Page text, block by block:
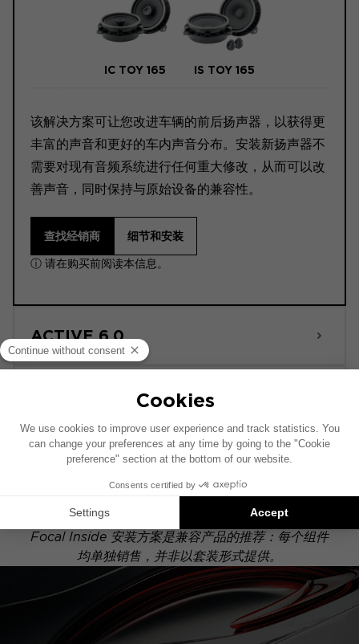
IC TOY 165 IS TOY 165
该解决方案可让您改进车辆的前后扬声器，以获得更
丰富的声音和更好的车内声音分布。安装新扬声器不
需要对现有音频系统进行任何重大修改，从而可以改
善声音，同时保持与原始设备的兼容性。
查找经销商 细节和安装
ⓘ 请在购买前阅读本信息。
ACTIVE 6.0
此安装示意图基于配有原厂音响系统的车辆绘制。如果
您的车辆配有特定的高保真选装配置，图中所示组件的
位置可能会有所不同。
Focal Inside 安装方案是兼容产品的推荐：每个组件
均单独销售，并非以套装形式提供。